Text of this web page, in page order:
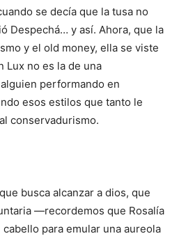
se decía que la tusa no
Despechá… y así. Ahora, que la
y el old money, ella se viste
Lux no es la de una
performando en
esos estilos que tanto le
conservadurismo.
busca alcanzar a dios, que
—recordemos que Rosalía
para emular una aureola